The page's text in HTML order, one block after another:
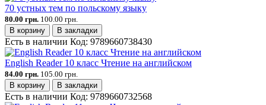
70 устных тем по польскому языку
80.00 грн. 100.00 грн.
В корзину
В закладки
Есть в наличии Код: 9789660738430
English Reader 10 класс Чтение на английском
84.00 грн. 105.00 грн.
В корзину
В закладки
Есть в наличии Код: 9789660732568